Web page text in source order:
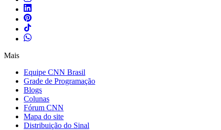
Mais
Equipe CNN Brasil
Grade de Programação
Blogs
Colunas
Fórum CNN
Mapa do site
Distribuição do Sinal